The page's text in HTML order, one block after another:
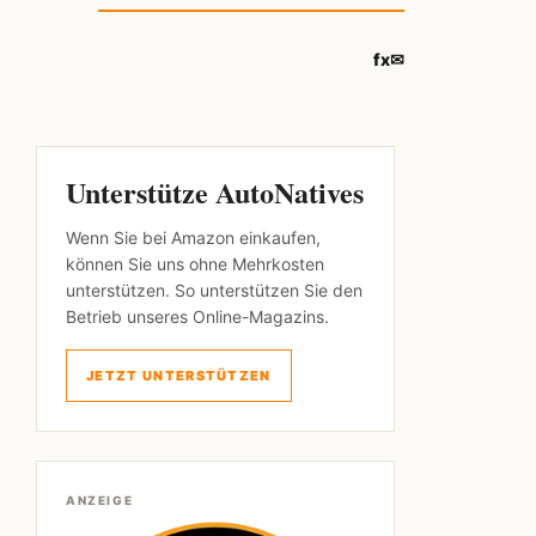
fx✉
Unterstütze AutoNatives
Wenn Sie bei Amazon einkaufen,
können Sie uns ohne Mehrkosten
unterstützen. So unterstützen Sie den
Betrieb unseres Online-Magazins.
JETZT UNTERSTÜTZEN
ANZEIGE